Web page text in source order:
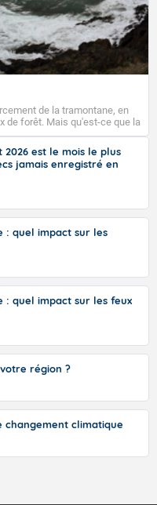
de la tramontane, en
de forêt. Mais qu'est-ce que la
? La tramontane est un
à nord, ou ouest à nord-
à la vallée de l’Aude et à
vient du latin trasmontanus,
régions montagneuses
est le mois le plus
jamais enregistré en
: quel impact sur les
: quel impact sur les feux
région ?
changement climatique